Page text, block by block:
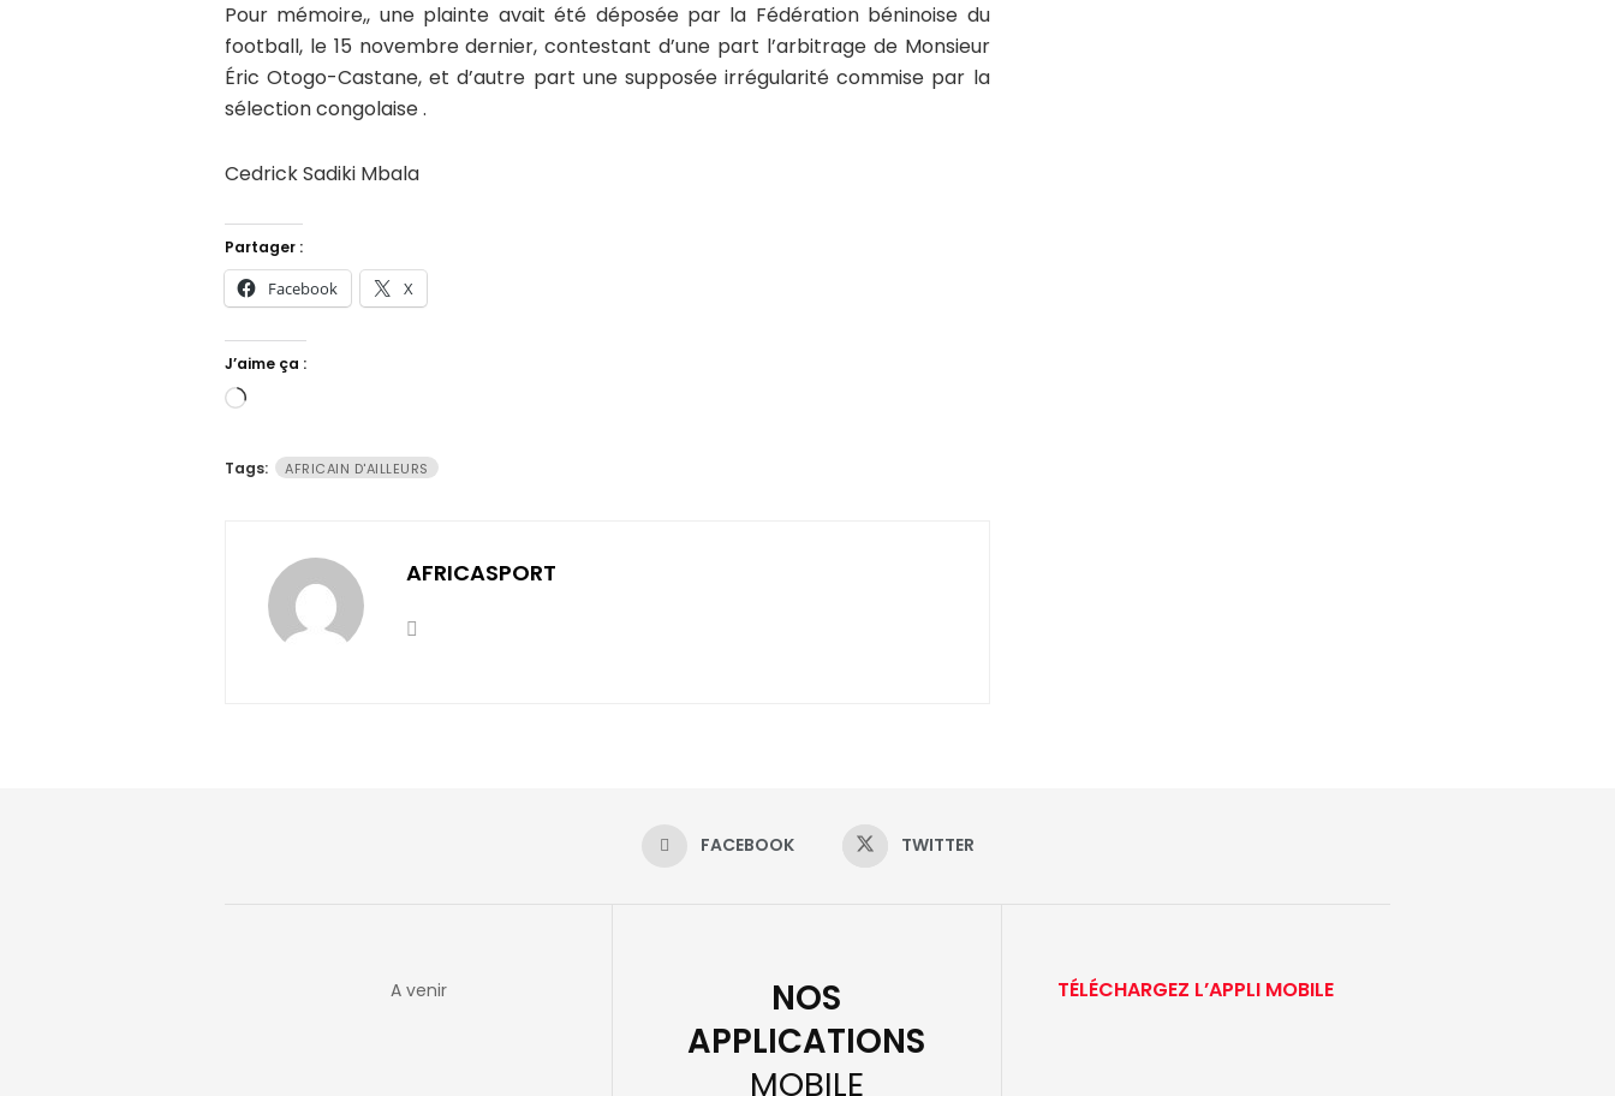
Pour mémoire,, une plainte avait été déposée par la Fédération béninoise du
football, le 15 novembre dernier, contestant d’une part l’arbitrage de Monsieur
Éric Otogo-Castane, et d’autre part une supposée irrégularité commise par la
sélection congolaise .
Cedrick Sadiki Mbala
Partager :
Facebook X
J’aime ça :
Chargement…
Tags: AFRICAIN D'AILLEURS
AFRICASPORT
FACEBOOK TWITTER
A venir
NOS
APPLICATIONS
MOBILE
TÉLÉCHARGEZ L’APPLI MOBILE